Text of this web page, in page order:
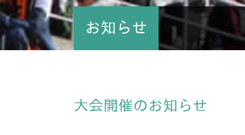
お知らせ
大会開催のお知らせ